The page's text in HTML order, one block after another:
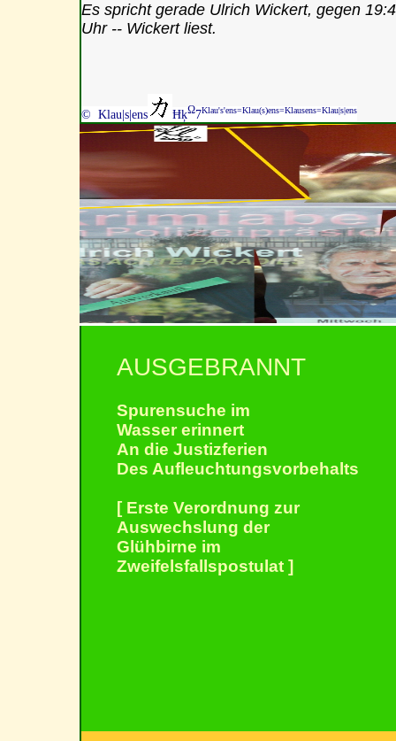
Es spricht gerade Ulrich Wickert, gegen
Uhr -- Wickert liest.
© Klau|s|ens ĦķΩ7Klau's'ens=Klau(s)ens=Klausens=Klau|s|ens
AUSGEBRANNT
Spurensuche im
Wasser erinnert
An die Justizferien
Des Aufleuchtungsvorbehalts
[ Erste Verordnung zur
Auswechslung der
Glühbirne im
Zweifelsfallspostulat ]